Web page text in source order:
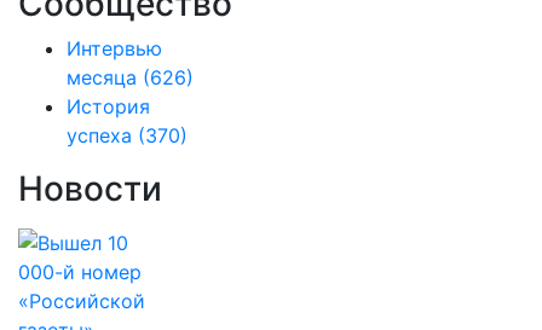
Интервью
месяца (626)
История
успеха (370)
Новости